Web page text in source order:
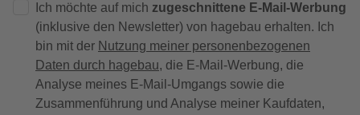
Ich möchte auf mich zugeschnittene E-Mail-Werbung
(inklusive den Newsletter) von hagebau erhalten. Ich
bin mit der Nutzung meiner personenbezogenen
Daten durch hagebau, die E-Mail-Werbung, die
Analyse meines E-Mail-Umgangs sowie die
Zusammenführung und Analyse meiner Kaufdaten,